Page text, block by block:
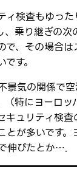
ィ検査もゆっ
、乗り継ぎの
で、その場合
す。
景気の関係で
（特にヨーロ
キュリティ検
とが多いです
伸びたとか….